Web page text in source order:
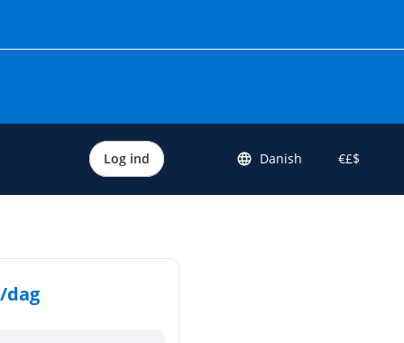
Log ind Danish €£$